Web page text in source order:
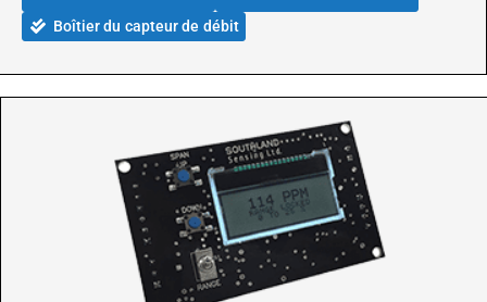
Boîtier du capteur de débit